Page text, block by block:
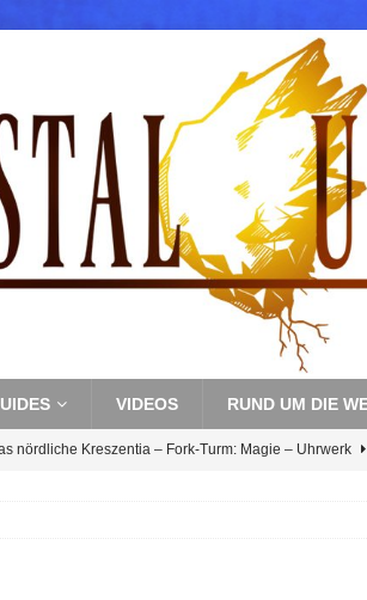
VIDEOS RUND UM DIE
nördliche Kreszentia – Fork-Turm: Magie – Uhrwerk